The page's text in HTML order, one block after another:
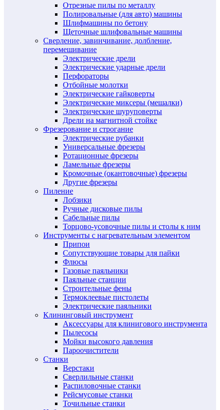
Отрезные пилы по металлу
Полировальные (для авто) машины
Шлифмашины по бетону
Щеточные шлифовальные машины
Сверление, завинчивание, долбление,
перемешивание
Электрические дрели
Электрические ударные дрели
Перфораторы
Отбойные молотки
Электрические гайковерты
Электрические миксеры (мешалки)
Электрические шуруповерты
Дрели на магнитной стойке
Фрезерование и строгание
Электрические рубанки
Универсальные фрезеры
Ротационные фрезеры
Ламельные фрезеры
Кромочные (окантовочные) фрезеры
Другие фрезеры
Пиление
Лобзики
Ручные дисковые пилы
Сабельные пилы
Торцово-усовочные пилы и столы к ним
Инструменты с нагревательным элементом
Припои
Сопутствующие товары для пайки
Флюсы
Газовые паяльники
Паяльные станции
Строительные фены
Термоклеевые пистолеты
Электрические паяльники
Клининговый инструмент
Аксессуары для клинигового инструмента
Пылесосы
Мойки высокого давления
Пароочистители
Станки
Верстаки
Сверлильные станки
Распиловочные станки
Рейсмусовые станки
Точильные станки